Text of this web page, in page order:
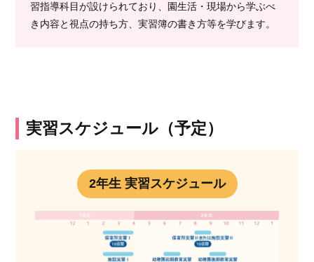
習指導科目が設けられており、園生活・現場から学ぶべ
き内容と視点の持ち方、実習簿の書き方等を学びます。
実習スケジュール（予定）
2年生 実習スケジュール